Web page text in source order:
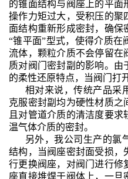
的锥面结构与阀座上的平面
操作力矩过大，受积压的聚
面结构重新形成密封，确保
“锥平面”型式，使得介质
流体，颗粒介质不会停留在
质对阀门密封副的影响。由
的柔性还原特点，当阀门打
相对来说，传统产品采
克服密封副均为硬性材质之
且对管道介质的清洁度要
温气体介质的密封。
另外，我公司生产的氯
结构，当阀座密封面受损，
行更换阀座，对阀门进行修
座直接堆焊于阀体上，一旦